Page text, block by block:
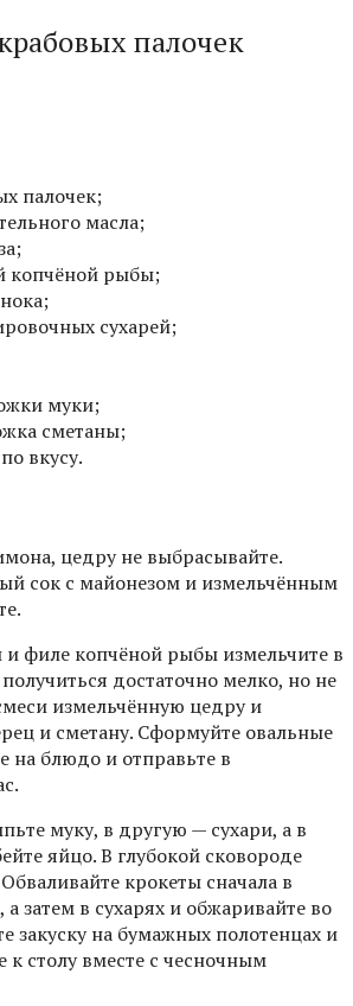
палочек
палочек;
масла;
копчёной рыбы;
сухарей;
муки;
сметаны;
вкусу.
цедру не выбрасывайте.
сок с майонезом и измельчённым
филе копчёной рыбы измельчите в
достаточно мелко, но не
измельчённую цедру и
и сметану. Сформуйте овальные
на блюдо и отправьте в
муку, в другую — сухари, а в
яйцо. В глубокой сковороде
крокеты сначала в
а затем в сухарях и обжаривайте во
закуску на бумажных полотенцах и
к столу вместе с чесночным